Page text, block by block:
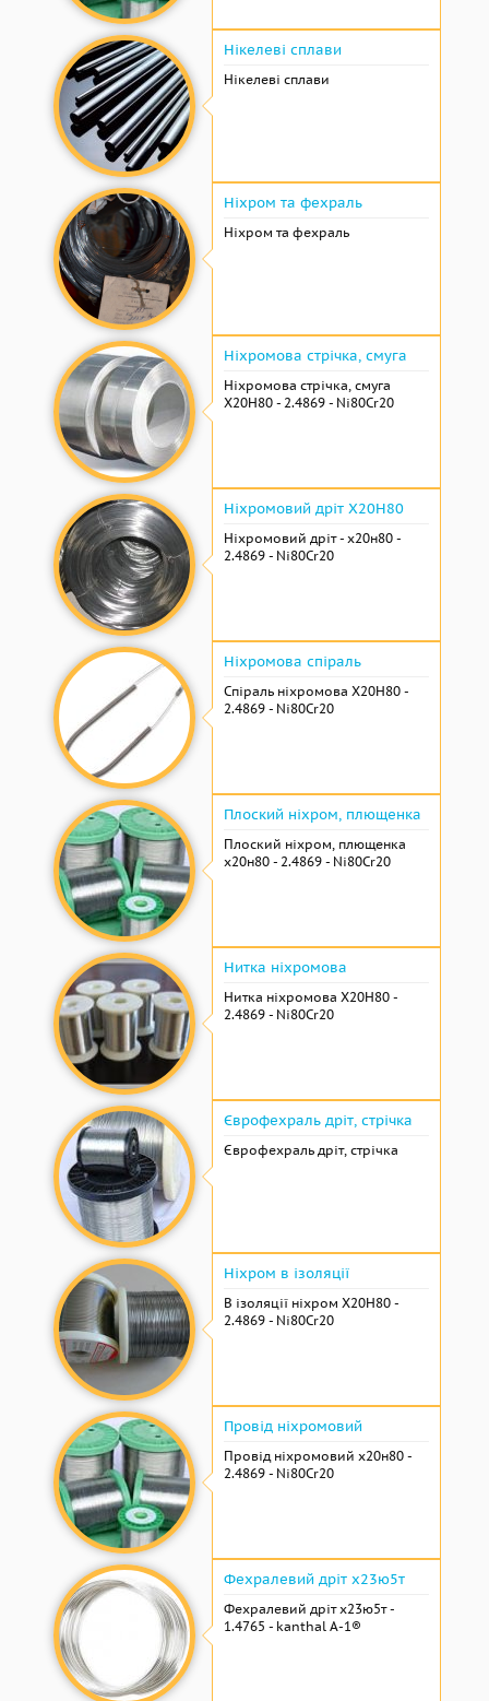
Нікелеві сплави
Нікелеві сплави
Ніхром та фехраль
Ніхром та фехраль
Ніхромова стрічка, смуга
Ніхромова стрічка, смуга
Х20Н80 - 2.4869 - Ni80Cr20
Ніхромовий дріт Х20Н80
Ніхромовий дріт - х20н80 -
2.4869 - Ni80Cr20
Ніхромова спіраль
Спіраль ніхромова Х20Н80 -
2.4869 - Ni80Cr20
Плоский ніхром, плющенка
Плоский ніхром, плющенка
х20н80 - 2.4869 - Ni80Cr20
Нитка ніхромова
Нитка ніхромова Х20Н80 -
2.4869 - Ni80Cr20
Єврофехраль дріт, стрічка
Єврофехраль дріт, стрічка
Ніхром в ізоляції
В ізоляції ніхром Х20Н80 -
2.4869 - Ni80Cr20
Провід ніхромовий
Провід ніхромовий х20н80 -
2.4869 - Ni80Cr20
Фехралевий дріт х23ю5т
Фехралевий дріт х23ю5т -
1.4765 - kanthal A-1®